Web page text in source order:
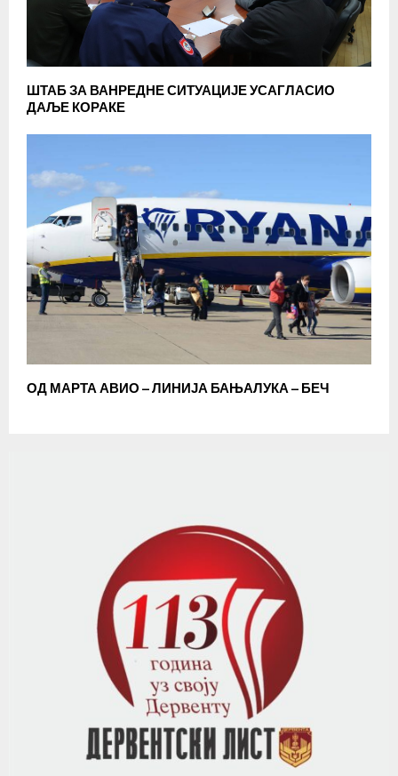
ШТАБ ЗА ВАНРЕДНЕ СИТУАЦИЈЕ УСАГЛАСИО
ДАЉЕ КОРАКЕ
ОД МАРТА АВИО – ЛИНИЈА БАЊАЛУКА – БЕЧ